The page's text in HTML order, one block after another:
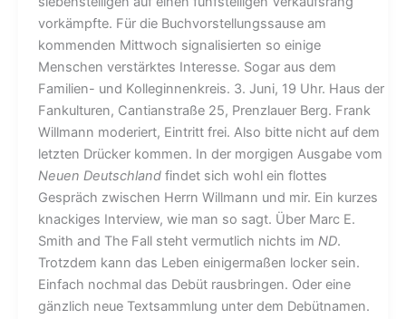
vorkämpfte. Für die Buchvorstellungssause am
kommenden Mittwoch signalisierten so einige
Menschen verstärktes Interesse. Sogar aus dem
Familien- und Kolleginnenkreis. 3. Juni, 19 Uhr. Haus der
Fankulturen, Cantianstraße 25, Prenzlauer Berg. Frank
Willmann moderiert, Eintritt frei. Also bitte nicht auf dem
letzten Drücker kommen. In der morgigen Ausgabe vom
Neuen Deutschlandfindet sich wohl ein flottes
Gespräch zwischen Herrn Willmann und mir. Ein kurzes
knackiges Interview, wie man so sagt. Über Marc E.
Smith and The Fall steht vermutlich nichts im ND.
Trotzdem kann das Leben einigermaßen locker sein.
Einfach nochmal das Debüt rausbringen. Oder eine
gänzlich neue Textsammlung unter dem Debütnamen.